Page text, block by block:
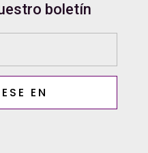
boletín
EN